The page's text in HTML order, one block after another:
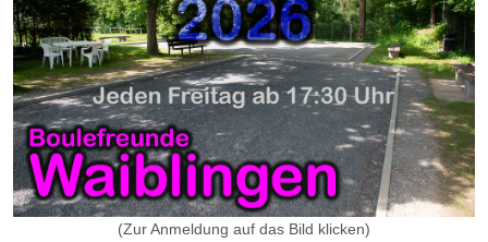
(Zur Anmeldung auf das Bild klicken)